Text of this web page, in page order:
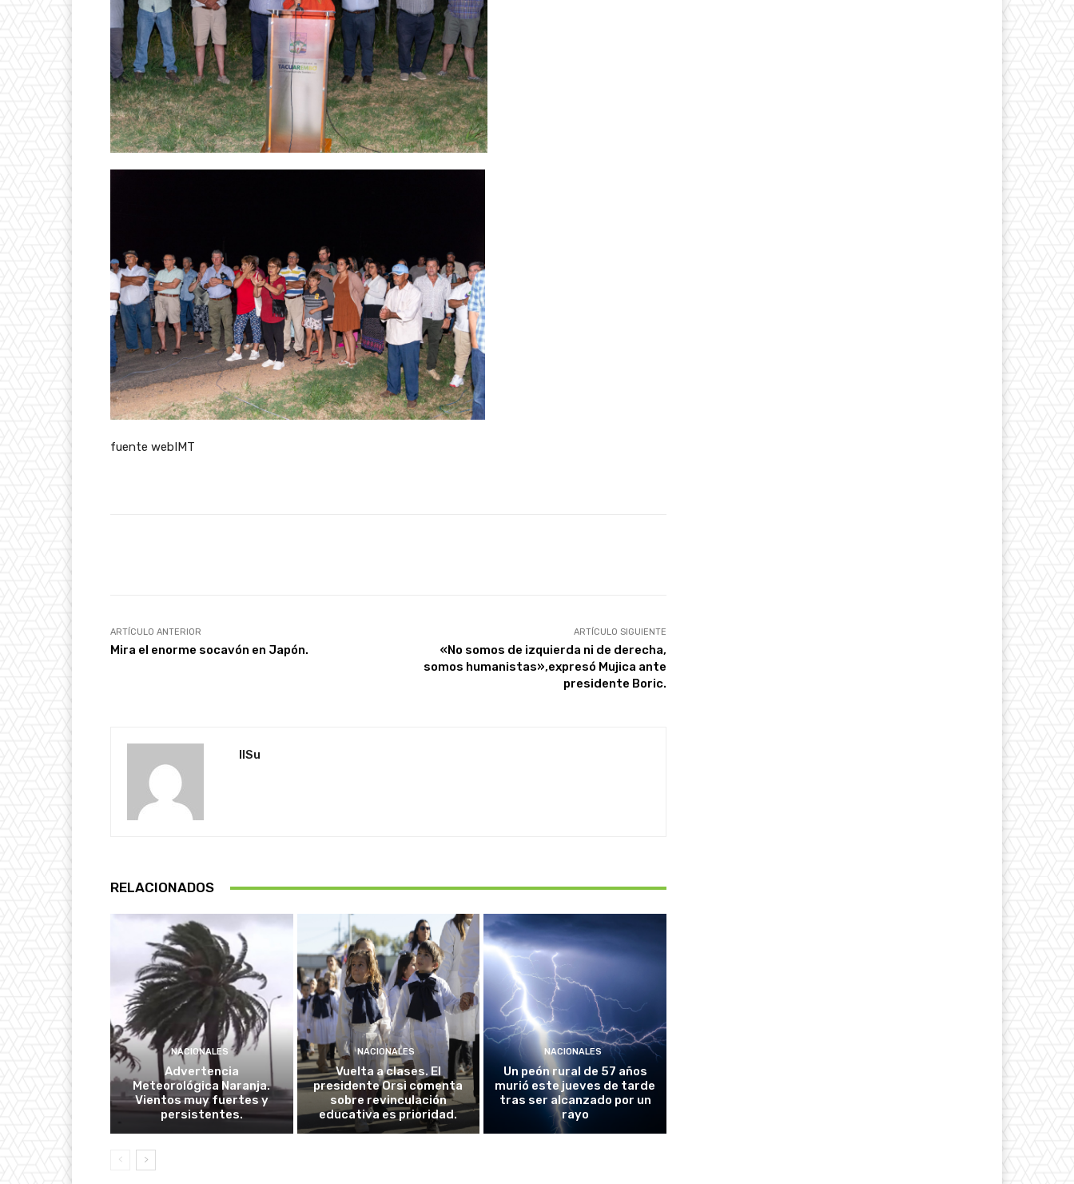
fuente webIMT
ARTÍCULO ANTERIOR
Mira el enorme socavón en Japón.
ARTÍCULO SIGUIENTE
«No somos de izquierda ni de derecha,
somos humanistas»,expresó Mujica ante
presidente Boric.
IlSu
RELACIONADOS
NACIONALES
Advertencia
Meteorológica Naranja.
Vientos muy fuertes y
persistentes.
NACIONALES
Vuelta a clases. El
presidente Orsi comenta
sobre revinculación
educativa es prioridad.
NACIONALES
Un peón rural de 57 años
murió este jueves de tarde
tras ser alcanzado por un
rayo